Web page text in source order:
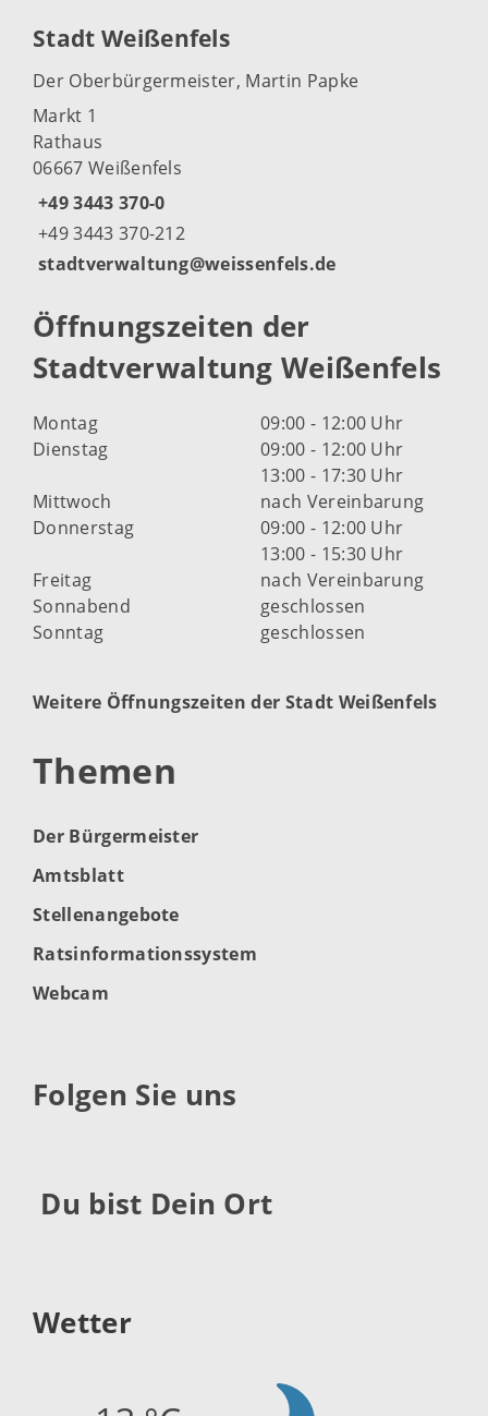
Stadt Weißenfels
Der Oberbürgermeister, Martin Papke
Markt 1
Rathaus
06667 Weißenfels
+49 3443 370-0
+49 3443 370-212
stadtverwaltung@weissenfels.de
Öffnungszeiten der
Stadtverwaltung Weißenfels
Montag
09:00 - 12:00 Uhr
Dienstag
09:00 - 12:00 Uhr
13:00 - 17:30 Uhr
Mittwoch
nach Vereinbarung
Donnerstag
09:00 - 12:00 Uhr
13:00 - 15:30 Uhr
Freitag
nach Vereinbarung
Sonnabend
geschlossen
Sonntag
geschlossen
Weitere Öffnungszeiten der Stadt Weißenfels
Themen
Der Bürgermeister
Amtsblatt
Stellenangebote
Ratsinformationssystem
Webcam
Folgen Sie uns
Du bist Dein Ort
Wetter